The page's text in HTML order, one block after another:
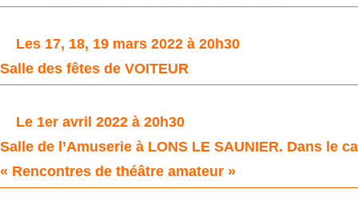
Les 17, 18, 19 mars 2022 à 20h30
Salle des fêtes de VOITEUR
Le 1er avril 2022 à 20h30
Salle de l’Amuserie à LONS LE SAUNIER. Dans le
« Rencontres de théâtre amateur »